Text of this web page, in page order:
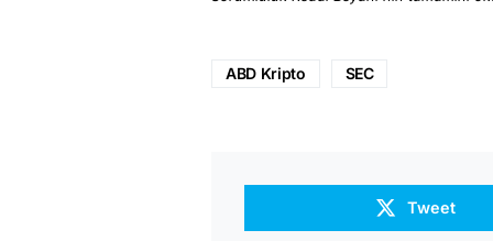
ABD Kripto SEC
Tweet